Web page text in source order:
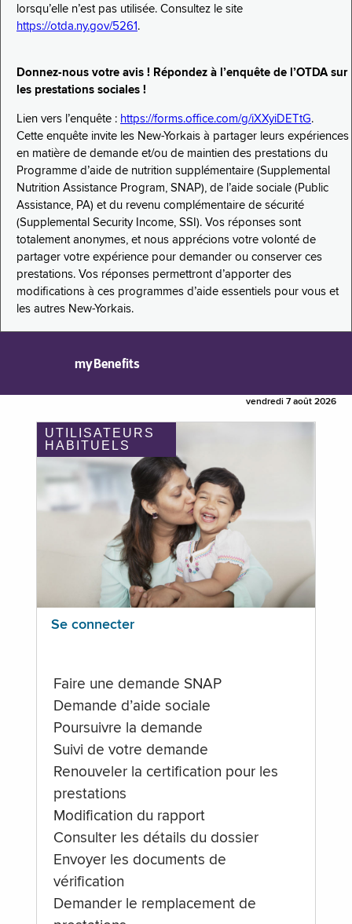
lorsqu’elle n’est pas utilisée. Consultez le site
https://otda.ny.gov/5261 .
Donnez-nous votre avis ! Répondez à l’enquête de l’OTDA sur
les prestations sociales !
Lien vers l’enquête : https://forms.office.com/g/iXXyiDETtG.
Cette enquête invite les New-Yorkais à partager leurs expériences
en matière de demande et/ou de maintien des prestations du
Programme d’aide de nutrition supplémentaire (Supplemental
Nutrition Assistance Program, SNAP), de l’aide sociale (Public
Assistance, PA) et du revenu complémentaire de sécurité
(Supplemental Security Income, SSI). Vos réponses sont
totalement anonymes, et nous apprécions votre volonté de
partager votre expérience pour demander ou conserver ces
prestations. Vos réponses permettront d’apporter des
modifications à ces programmes d’aide essentiels pour vous et
les autres New-Yorkais.
myBenefits
vendredi 7 août 2026
UTILISATEURS
HABITUELS
Se connecter
Faire une demande SNAP
Demande d’aide sociale
Poursuivre la demande
Suivi de votre demande
Renouveler la certification pour les
prestations
Modification du rapport
Consulter les détails du dossier
Envoyer les documents de
vérification
Demander le remplacement de